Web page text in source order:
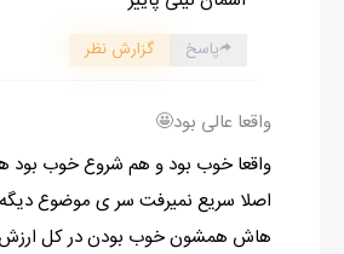
بعد از مدتها بغلش کردم و گفتم برای کار
است تا مدت زیادی نتوانم ببینمش. هیچ
در انتهای سکوتِ چشمانش برای اولین بار
ترس. انگار تازه فهمیده بود که وجود
چشمانش بود. حالا که بعد از سه سال
فقط بخاطر خودم. به خاطر کارم به خاطر
پاسخ گزارش نظر
واقعا عالی بود🤩
واقعا خوب بود و هم شروع خوب بود
اصلا سریع نمیرفت سر ی موضوع
هاش همشون خوب بودن در کل ارزش